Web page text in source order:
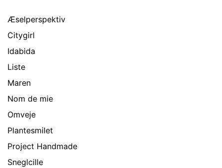
Æselperspektiv
Citygirl
Idabida
Liste
Maren
Nom de mie
Omveje
Plantesmilet
Project Handmade
Sneglcille